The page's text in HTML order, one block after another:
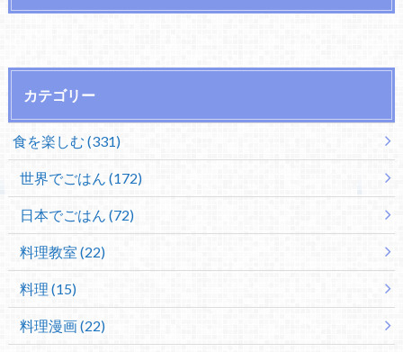
カテゴリー
食を楽しむ (331)
世界でごはん (172)
日本でごはん (72)
料理教室 (22)
料理 (15)
料理漫画 (22)